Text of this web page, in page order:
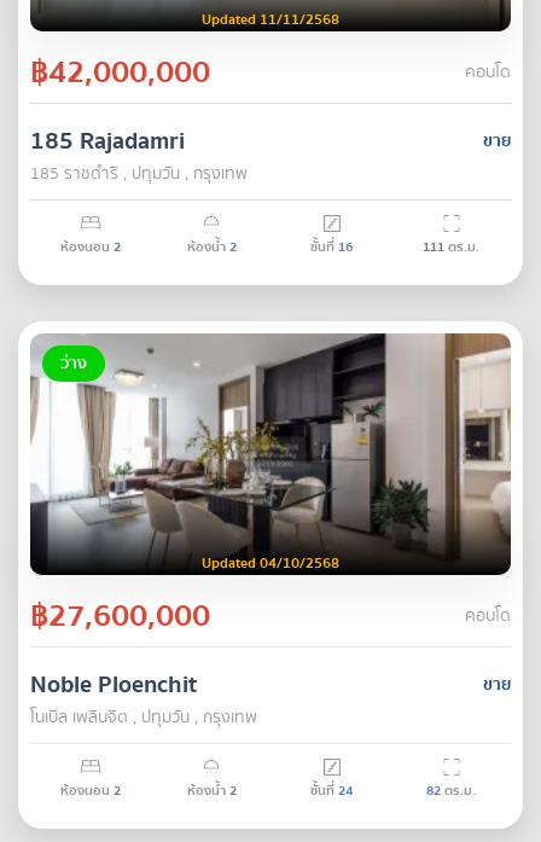
Updated 11/11/2568
฿42,000,000 คอนโด
ขาย
185 Rajadamri
185 ราชดำริ , ปทุมวัน , กรุงเทพ
ห้องนอน 2 ห้องน้ำ2 ชั้นที่ 16 111ตร.ม.
ว่าง
Updated 04/10/2568
฿27,600,000 คอนโด
ขาย
Noble Ploenchit
โนเบิล เพลินจิต , ปทุมวัน , กรุงเทพ
ห้องนอน 2 ห้องน้ำ2 ชั้นที่24 82ตร.ม.